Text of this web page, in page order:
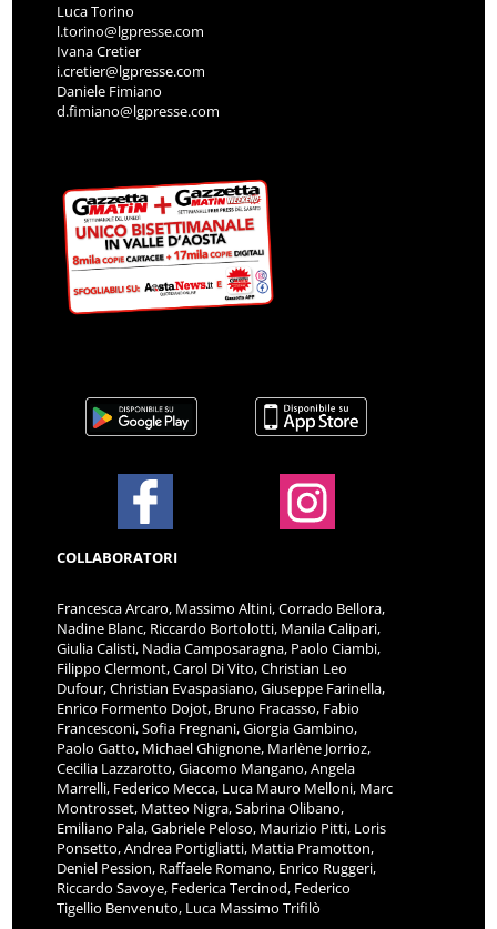
Luca Torino
l.torino@lgpresse.com
Ivana Cretier
i.cretier@lgpresse.com
Daniele Fimiano
d.fimiano@lgpresse.com
COLLABORATORI
Francesca Arcaro, Massimo Altini, Corrado Bellora,
Nadine Blanc, Riccardo Bortolotti, Manila Calipari,
Giulia Calisti, Nadia Camposaragna, Paolo Ciambi,
Filippo Clermont, Carol Di Vito, Christian Leo
Dufour, Christian Evaspasiano, Giuseppe Farinella,
Enrico Formento Dojot, Bruno Fracasso, Fabio
Francesconi, Sofia Fregnani, Giorgia Gambino,
Paolo Gatto, Michael Ghignone, Marlène Jorrioz,
Cecilia Lazzarotto, Giacomo Mangano, Angela
Marrelli, Federico Mecca, Luca Mauro Melloni, Marc
Montrosset, Matteo Nigra, Sabrina Olibano,
Emiliano Pala, Gabriele Peloso, Maurizio Pitti, Loris
Ponsetto, Andrea Portigliatti, Mattia Pramotton,
Deniel Pession, Raffaele Romano, Enrico Ruggeri,
Riccardo Savoye, Federica Tercinod, Federico
Tigellio Benvenuto, Luca Massimo Trifilò